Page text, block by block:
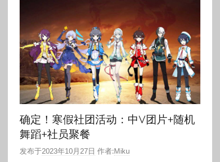
确定！寒假社团活动：中V团片+随机
舞蹈+社员聚餐
发布于2023年10月27日 作者:Miku